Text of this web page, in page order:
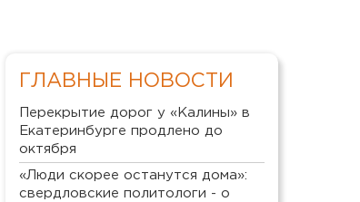
ГЛАВНЫЕ НОВОСТИ
Перекрытие дорог у «Калины» в
Екатеринбурге продлено до
октября
«Люди скорее останутся дома»:
свердловские политологи - о